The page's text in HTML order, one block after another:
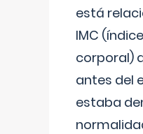
está
IMC
corporal)
antes del
estaba